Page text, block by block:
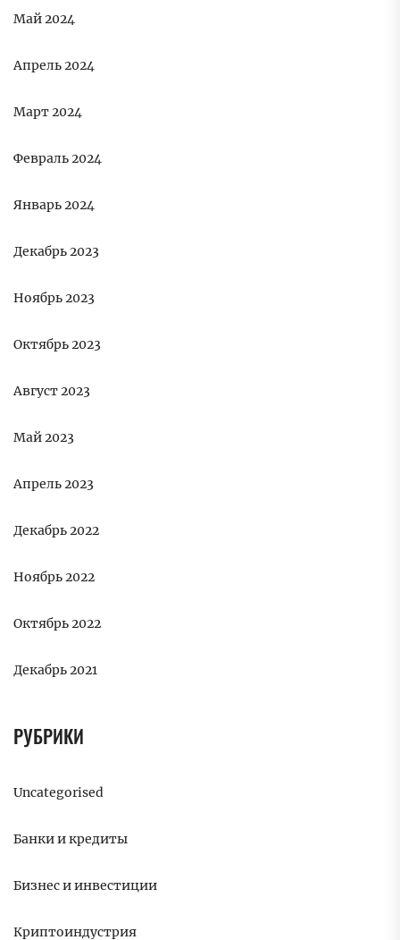
Май 2024
Апрель 2024
Март 2024
Февраль 2024
Январь 2024
Декабрь 2023
Ноябрь 2023
Октябрь 2023
Август 2023
Май 2023
Апрель 2023
Декабрь 2022
Ноябрь 2022
Октябрь 2022
Декабрь 2021
РУБРИКИ
Uncategorised
Банки и кредиты
Бизнес и инвестиции
Криптоиндустрия